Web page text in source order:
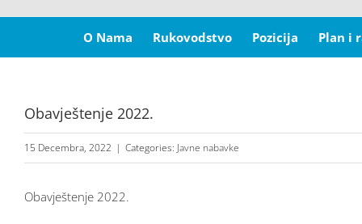
for:
O Nama
Rukovodstvo Pozicija Plan i
Obavještenje 2022.
15 Decembra, 2022 | Categories: Javne nabavke
Obavještenje 2022.